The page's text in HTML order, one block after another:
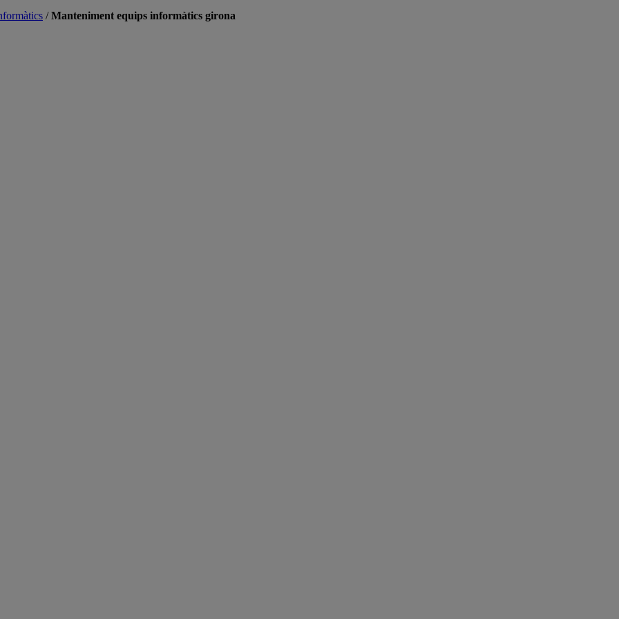
/Manteniment equips informàtics girona